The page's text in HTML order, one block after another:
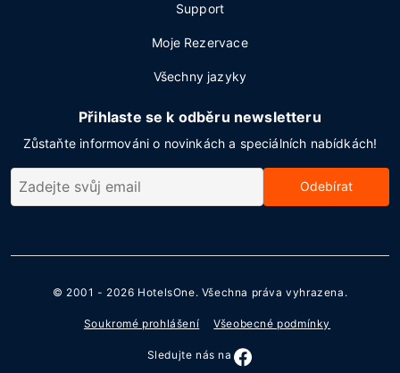
Support
Moje Rezervace
Všechny jazyky
Přihlaste se k odběru newsletteru
Zůstaňte informováni o novinkách a speciálních nabídkách!
Odebírat
© 2001 - 2026 HotelsOne. Všechna práva vyhrazena.
Soukromé prohlášení Všeobecné podmínky
Sledujte nás na